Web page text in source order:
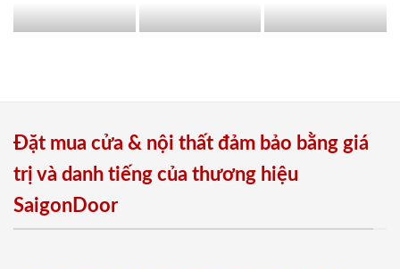
Đặt mua cửa & nội thất đảm bảo bằng giá
trị và danh tiếng của thương hiệu
SaigonDoor